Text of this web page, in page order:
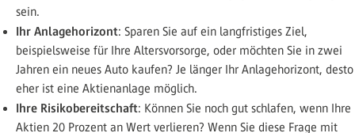
sein.
Ihr Anlagehorizont: Sparen Sie auf ein langfristiges Ziel,
beispielsweise für Ihre Altersvorsorge, oder möchten Sie in zwei
Jahren ein neues Auto kaufen? Je länger Ihr Anlagehorizont, desto
eher ist eine Aktienanlage möglich.
Ihre Risikobereitschaft: Können Sie noch gut schlafen, wenn Ihre
Aktien 20 Prozent an Wert verlieren? Wenn Sie diese Frage mit